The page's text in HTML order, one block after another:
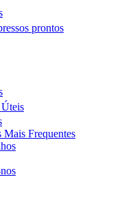
prontos
Mais Frequentes